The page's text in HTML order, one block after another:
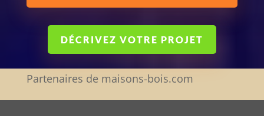
DÉCRIVEZ VOTRE PROJET
Partenaires de maisons-bois.com